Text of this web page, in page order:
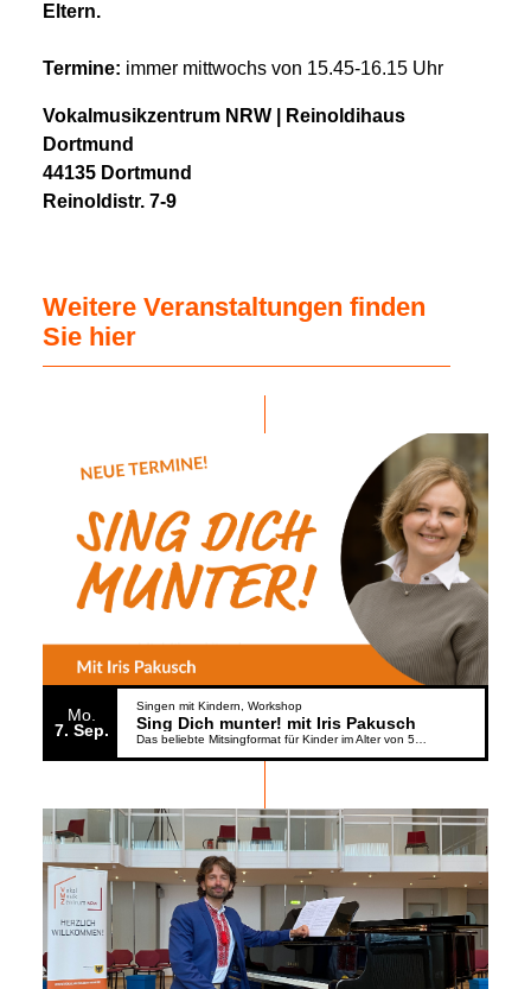
Eltern.
Termine: immer mittwochs von 15.45-16.15 Uhr
Vokalmusikzentrum NRW | Reinoldihaus
Dortmund
44135 Dortmund
Reinoldistr. 7-9
Weitere Veranstaltungen finden
Sie hier
Mo.
7 Sep.
Singen mit Kindern Workshop
Sing Dich munter! mit Iris Pakusch
Das beliebte Mitsingformat für Kinder im Alter von 5 bis 6 Jahren geht weiter